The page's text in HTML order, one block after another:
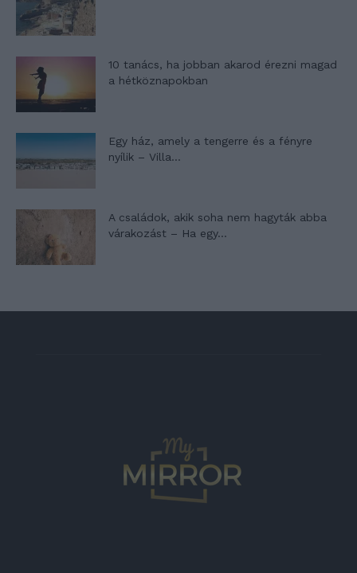
10 tanács, ha jobban akarod érezni magad
a hétköznapokban
Egy ház, amely a tengerre és a fényre
nyílik – Villa...
A családok, akik soha nem hagyták abba
várakozást – Ha egy...